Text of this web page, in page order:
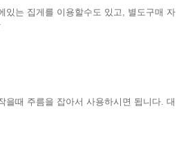
있는 집게를 이용할수도 있고, 별도구매 자
을때 주름을 잡아서 사용하시면 됩니다. 대